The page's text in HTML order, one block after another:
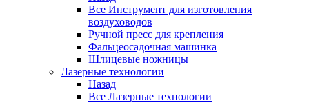
Все Инструмент для изготовления
воздуховодов
Ручной пресс для крепления
Фальцеосадочная машинка
Шлицевые ножницы
Лазерные технологии
Назад
Все Лазерные технологии